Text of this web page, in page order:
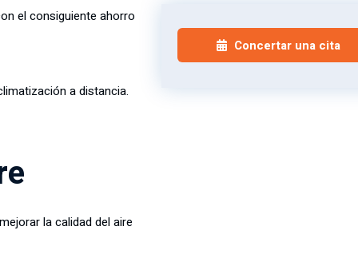
el consiguiente ahorro
a distancia.
la calidad del aire
Concertar una cita